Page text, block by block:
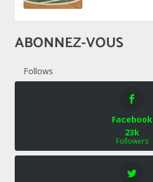
ABONNEZ-VOUS
Follows
Facebook
23k
Followers